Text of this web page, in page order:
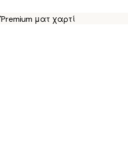
Premium ματ χαρτί